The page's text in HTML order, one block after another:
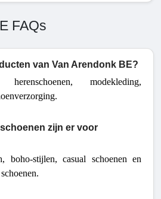
FAQs
van Van Arendonk BE?
herenschoenen, modekleding,
zijn er voor
boho-stijlen, casual schoenen en